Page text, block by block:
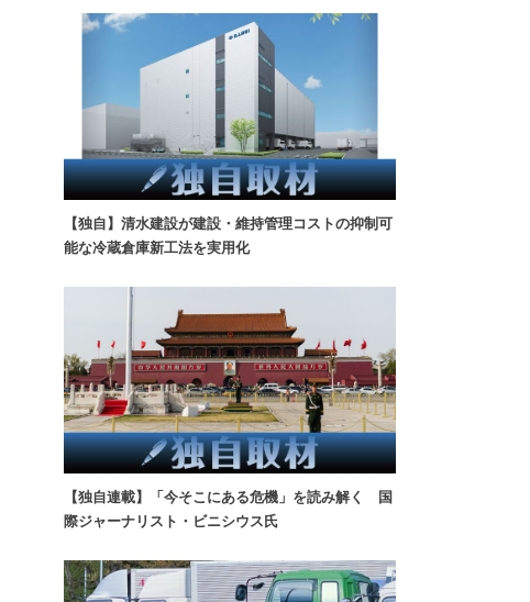
【独自】清水建設が建設・維持管理コストの抑制可
能な冷蔵倉庫新工法を実用化
【独自連載】「今そこにある危機」を読み解く 国
際ジャーナリスト・ビニシウス氏